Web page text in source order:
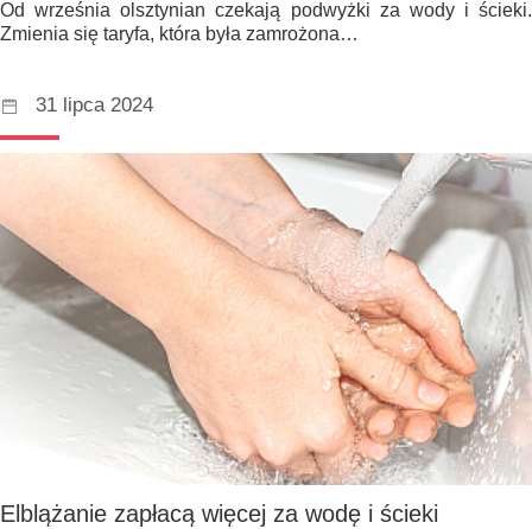
Od września olsztynian czekają podwyżki za wody i ścieki.
Zmienia się taryfa, która była zamrożona…
31 lipca 2024
Elblążanie zapłacą więcej za wodę i ścieki